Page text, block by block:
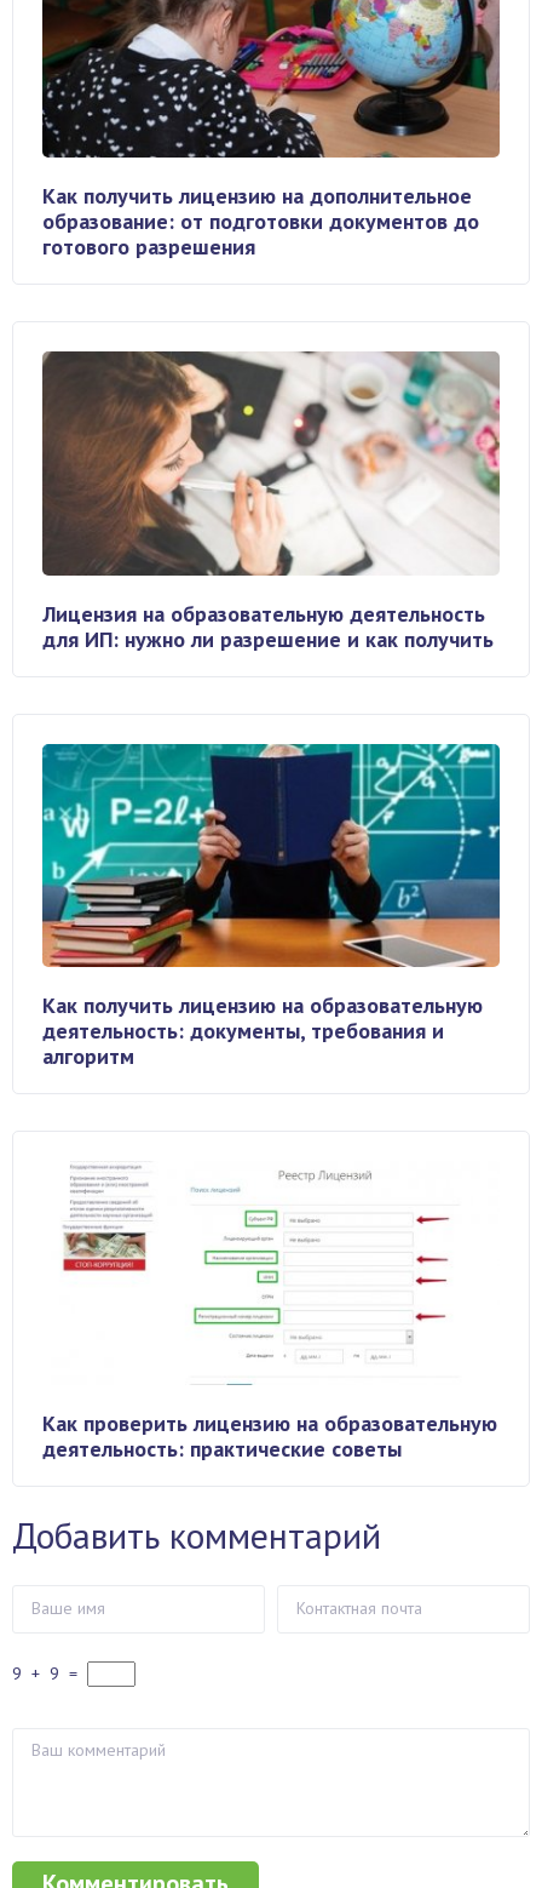
Как получить лицензию на дополнительное
образование: от подготовки документов до
готового разрешения
Лицензия на образовательную деятельность
для ИП: нужно ли разрешение и как получить
Как получить лицензию на образовательную
деятельность: документы, требования и
алгоритм
Как проверить лицензию на образовательную
деятельность: практические советы
Добавить комментарий
9 + 9 =